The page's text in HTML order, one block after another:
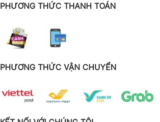
PHƯƠNG THỨC THANH TOÁN
PHƯƠNG THỨC VẬN CHUYỂN